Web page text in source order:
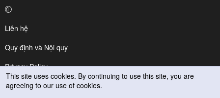
Liên hệ
Quy định và Nội quy
Privacy Policy
Trợ giúp
This site uses cookies. By continuing to use this site, you are
agreeing to our use of cookies.